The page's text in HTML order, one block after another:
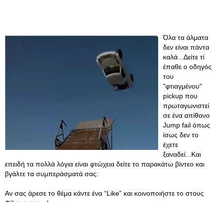
Όλα τα άλματα
δεν είναι πάντα
καλά...Δείτε τί
έπαθε ο οδηγός
του
"φτιαγμένου"
pickup που
πρωταγωνιστεί
σε ένα απίθανο
Jump fail όπως
ίσως δεν το
έχετε
ξαναδεί...Και
επειδή τα πολλά λόγια είναι φτώχεια δείτε το παρακάτω βίντεο και
βγάλτε τα συμπεράσματά σας:
Αν σας άρεσε το θέμα κάντε ένα “Like” και κοινοποιήστε το στους